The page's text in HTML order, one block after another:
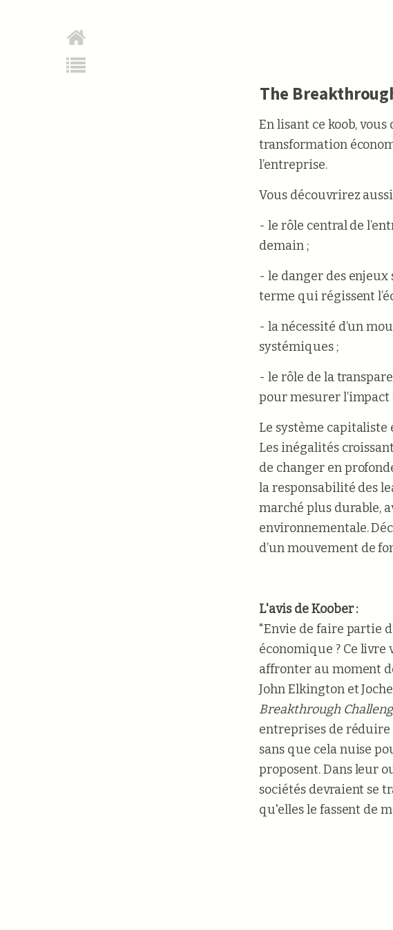
The
En lisant ce koob,
transformation
l’entreprise.
Vous découvrirez
- le rôle central de
demain ;
- le danger des
terme qui régissent
- la nécessité d’un
systémiques ;
- le rôle de la
pour mesurer l’impact
Le système capitaliste
Les inégalités
de changer en
la responsabilité des
marché plus durable,
environnementale.
d’un mouvement de
L'avis de Koober :
"Envie de faire partie
économique ? Ce livre
affronter au moment
John Elkington et
Breakthrough
entreprises de
sans que cela nuise
proposent. Dans leur
sociétés devraient se
qu'elles le fassent de